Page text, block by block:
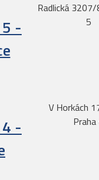
-
Radlická
5
-
V Horkách
Praha